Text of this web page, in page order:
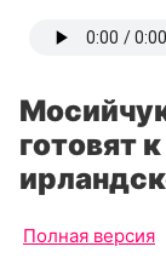
готовят
Полная версия